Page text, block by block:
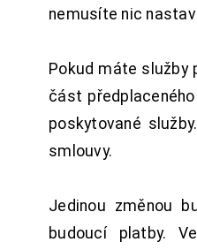
nemusíte nic
Pokud máte služby
část
poskytované
smlouvy.
Jedinou změnou
budoucí platby.